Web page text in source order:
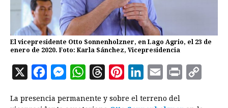
El vicepresidente Otto Sonnenholzner, en Lago Agrio, el 23 de
enero de 2020. Foto: Karla Sánchez, Vicepresidencia
X
c
M
s
W
a
r
n
n
a
La presencia permanente y sobre el terreno del